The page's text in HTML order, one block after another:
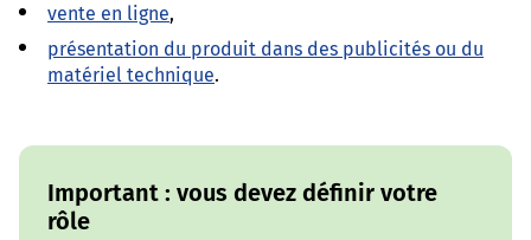
vente en ligne,
présentation du produit dans des publicités ou du
matériel technique.
Important : vous devez définir votre
rôle